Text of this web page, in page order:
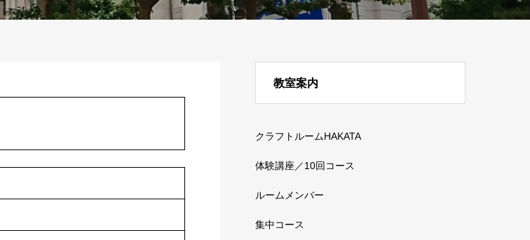
教室案内
クラフトルームHAKATA
体験講座／10回コース
ルームメンバー
集中コース